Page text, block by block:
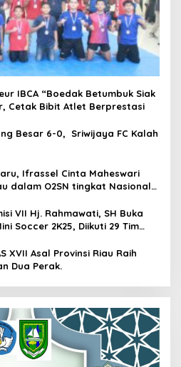
IBCA “Boedak Betumbuk Siak
Cetak Bibit Atlet Berprestasi
Besar 6-0, Sriwijaya FC Kalah
Ifrassel Cinta Maheswari
dalam O2SN tingkat Nasional
VII Hj. Rahmawati, SH Buka
Soccer 2K25, Diikuti 29 Tim
XVII Asal Provinsi Riau Raih
Dua Perak.